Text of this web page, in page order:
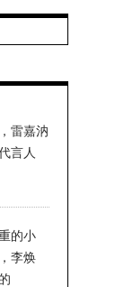
雷嘉汭
言人
的小
李焕